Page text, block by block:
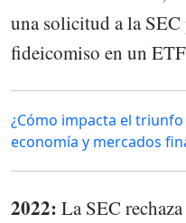
una solicitud a la
fideicomiso en un
¿Cómo impacta el
economía y mercados
2022: La SEC